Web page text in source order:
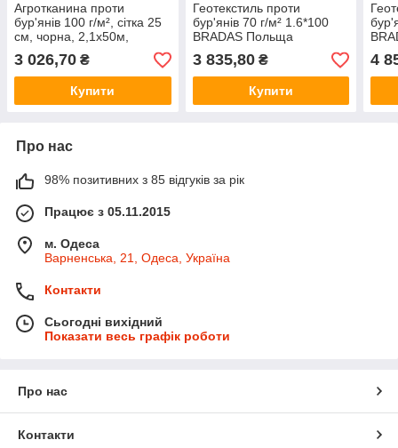
Агротканина проти
бур'янів 100 г/м², сітка 25
см, чорна, 2,1х50м,
3 026,70 ₴
Купити
Геотекстиль проти
бур'янів 70 г/м² 1.6*100
BRADAS Польща
3 835,80₴
Купити
4
Про нас
98% позитивних з 85 відгуків за рік
Працює з 05.11.2015
м. Одеса
Варненська, 21, Одеса, Україна
Контакти
Сьогодні вихідний
Показати весь графік роботи
Про нас
Контакти